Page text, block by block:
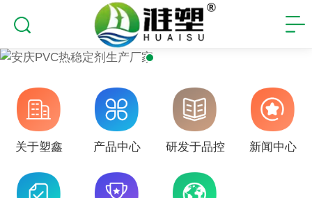
关于塑鑫 产品中心 研发于品控 新闻中心